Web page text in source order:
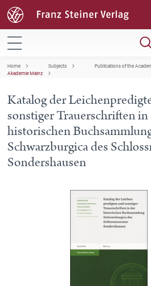
Home Subjects
Publications of the
Akademie Mainz
Katalog der
sonstiger Trauerschriften
historischen
Schwarzburgica des
Sondershausen